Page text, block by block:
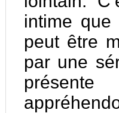
intime que
peut être
par une